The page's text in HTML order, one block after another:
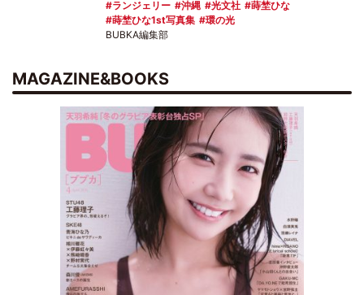
ランジェリー
沖縄 光文社
蒔埜ひな
蒔埜ひな1st写真集
環の光
BUBKA編集部
MAGAZINE&BOOKS